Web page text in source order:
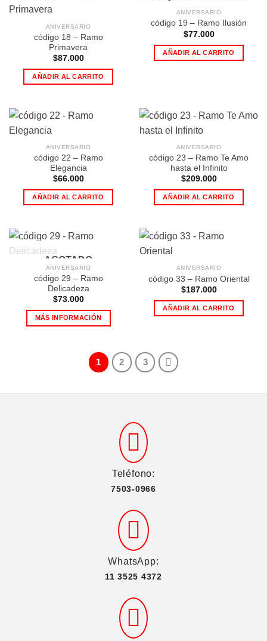
ANIVERSARIO
código 18 – Ramo
Primavera
$87.000
AÑADIR AL CARRITO
ANIVERSARIO
código 19 – Ramo Ilusión
$77.000
AÑADIR AL CARRITO
ANIVERSARIO
código 22 – Ramo
Elegancia
$66.000
AÑADIR AL CARRITO
ANIVERSARIO
código 23 – Ramo Te Amo
hasta el Infinito
$209.000
AÑADIR AL CARRITO
AGOTADO
ANIVERSARIO
código 29 – Ramo
Delicadeza
$73.000
MÁS INFORMACIÓN
ANIVERSARIO
código 33 – Ramo Oriental
$187.000
AÑADIR AL CARRITO
1 2 3
Teléfono:
7503-0966
WhatsApp:
11 3525 4372